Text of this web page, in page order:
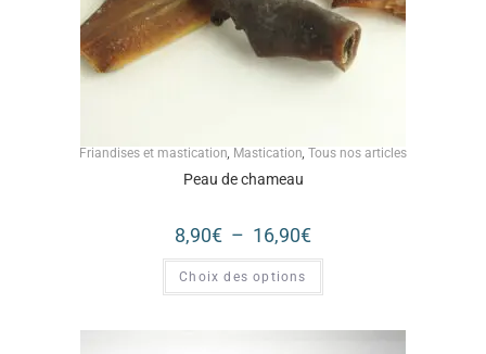
Friandises et mastication Mastication Tous nos articles
Peau de chameau
8,90€ – 16,90€
Choix des options